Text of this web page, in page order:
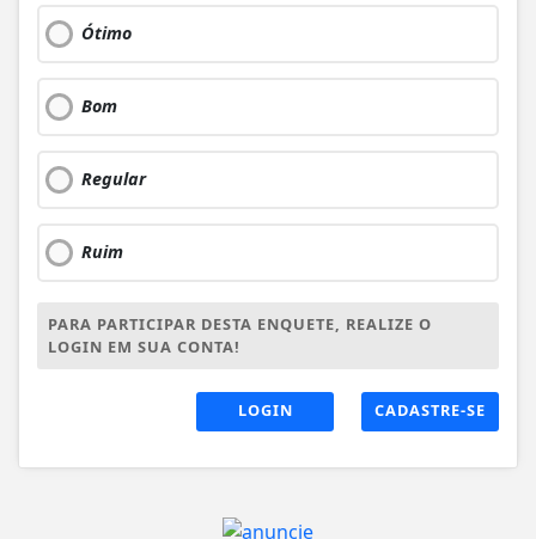
Ótimo
Bom
Regular
Ruim
PARA PARTICIPAR DESTA ENQUETE, REALIZE O
LOGIN EM SUA CONTA!
LOGIN CADASTRE-SE